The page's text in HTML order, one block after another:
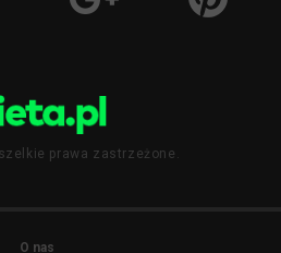
prawa zastrzeżone.
O nas